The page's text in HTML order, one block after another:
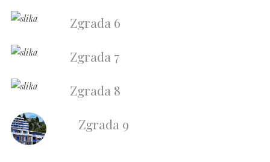
Zgrada 6
Zgrada 7
Zgrada 8
Zgrada 9